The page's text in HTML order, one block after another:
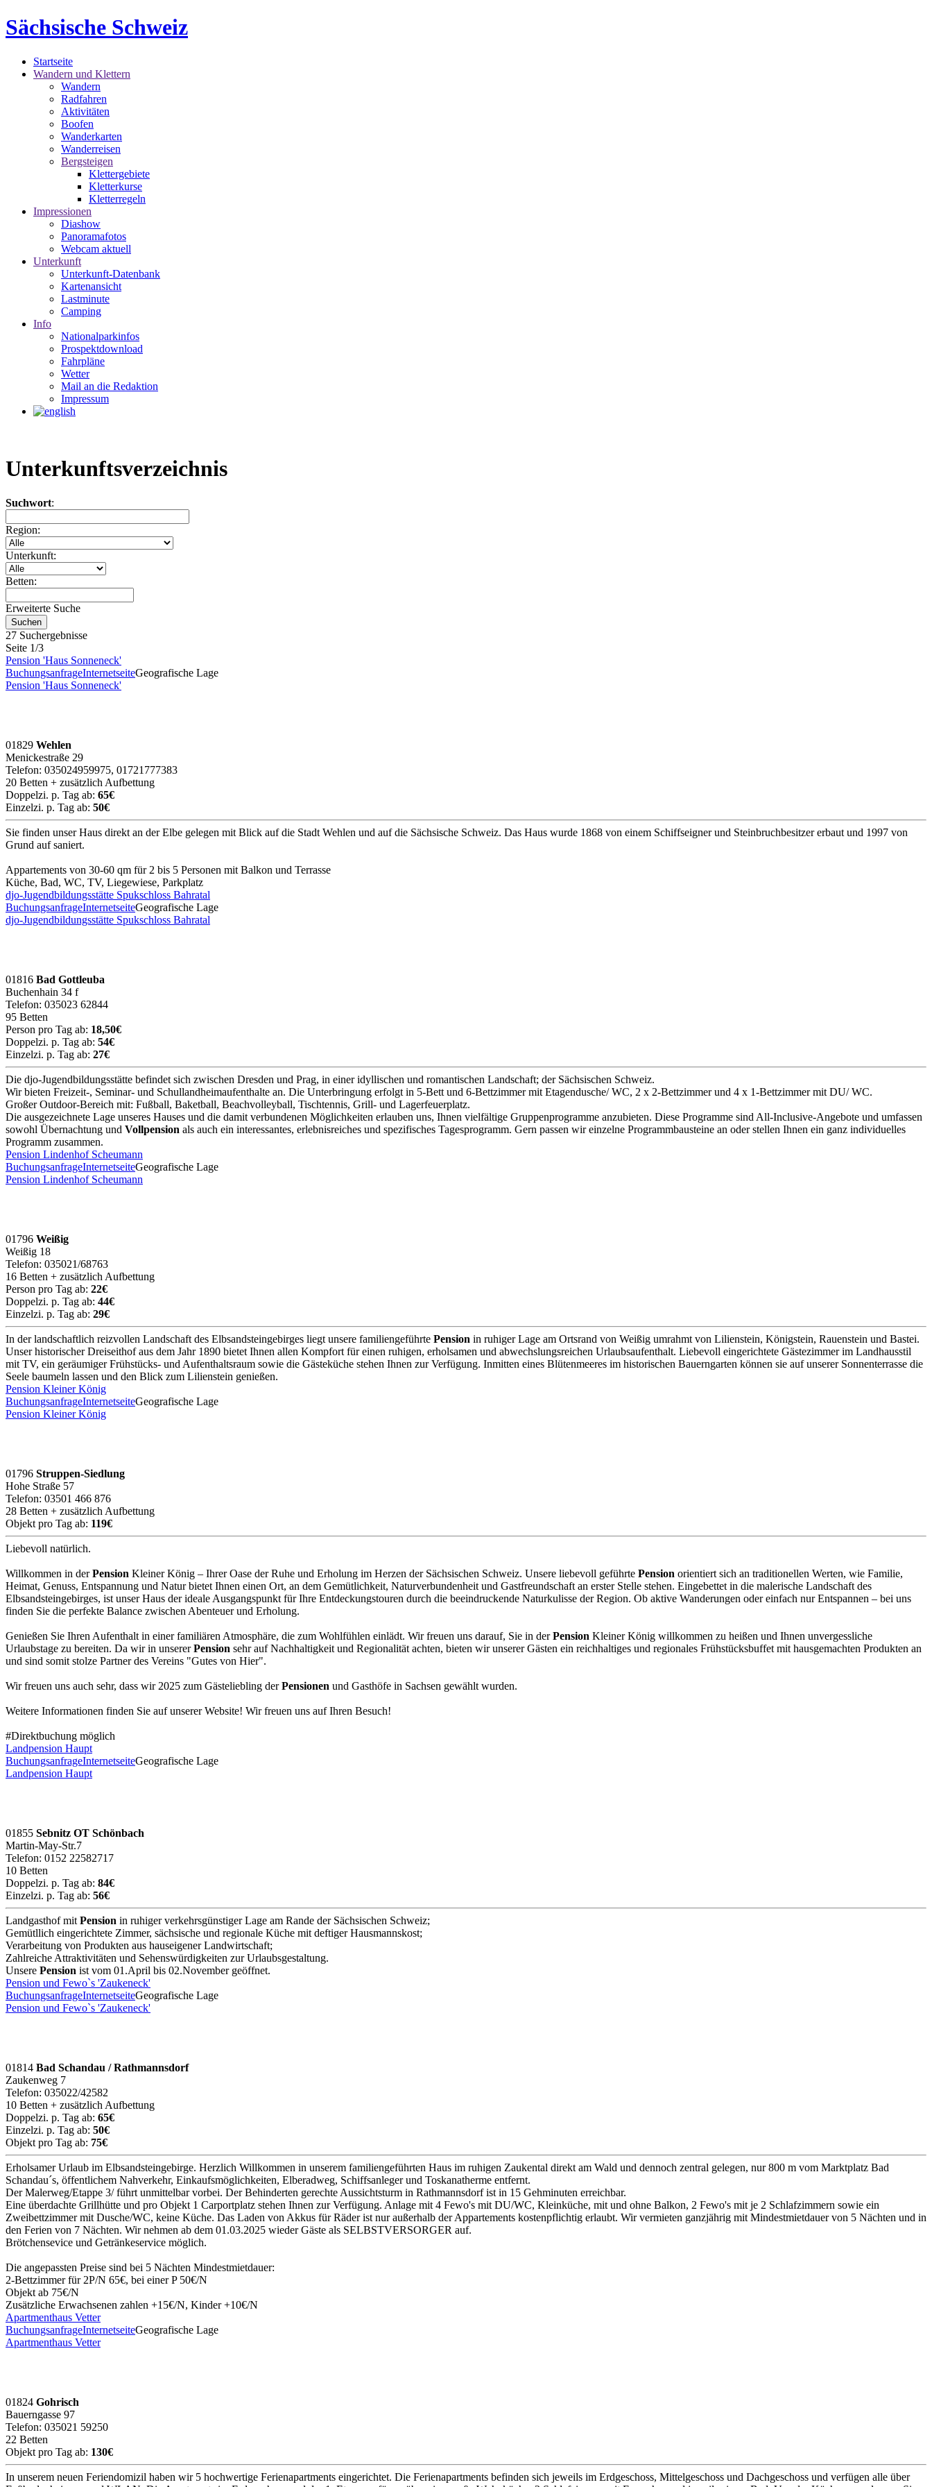
Sächsische Schweiz
Startseite
Wandern und Klettern
Wandern
Radfahren
Aktivitäten
Boofen
Wanderkarten
Wanderreisen
Bergsteigen
Klettergebiete
Kletterkurse
Kletterregeln
Impressionen
Diashow
Panoramafotos
Webcam aktuell
Unterkunft
Unterkunft-Datenbank
Kartenansicht
Lastminute
Camping
Info
Nationalparkinfos
Prospektdownload
Fahrpläne
Wetter
Mail an die Redaktion
Impressum
Unterkunftsverzeichnis
Suchwort:
Region:
Unterkunft:
Betten:
Erweiterte Suche
27 Suchergebnisse
Seite 1/3
Pension 'Haus Sonneneck'
BuchungsanfrageInternetseiteGeografische Lage
Pension 'Haus Sonneneck'
01829 Wehlen
Menickestraße 29
Telefon: 035024959975, 01721777383
20 Betten + zusätzlich Aufbettung
Doppelzi. p. Tag ab: 65€
Einzelzi. p. Tag ab: 50€
Sie finden unser Haus direkt an der Elbe gelegen mit Blick auf die Stadt Wehlen und auf die Sächsische Schweiz. Das Haus wurde 1868 von einem Schiffseigner und Steinbruchbesitzer erbaut und 1997 von
Grund auf saniert.
Appartements von 30-60 qm für 2 bis 5 Personen mit Balkon und Terrasse
Küche, Bad, WC, TV, Liegewiese, Parkplatz
djo-Jugendbildungsstätte Spukschloss Bahratal
BuchungsanfrageInternetseiteGeografische Lage
djo-Jugendbildungsstätte Spukschloss Bahratal
01816 Bad Gottleuba
Buchenhain 34 f
Telefon: 035023 62844
95 Betten
Person pro Tag ab: 18,50€
Doppelzi. p. Tag ab: 54€
Einzelzi. p. Tag ab: 27€
Die djo-Jugendbildungsstätte befindet sich zwischen Dresden und Prag, in einer idyllischen und romantischen Landschaft; der Sächsischen Schweiz.
Wir bieten Freizeit-, Seminar- und Schullandheimaufenthalte an. Die Unterbringung erfolgt in 5-Bett und 6-Bettzimmer mit Etagendusche/ WC, 2 x 2-Bettzimmer und 4 x 1-Bettzimmer mit DU/ WC.
Großer Outdoor-Bereich mit: Fußball, Baketball, Beachvolleyball, Tischtennis, Grill- und Lagerfeuerplatz.
Die ausgezeichnete Lage unseres Hauses und die damit verbundenen Möglichkeiten erlauben uns, Ihnen vielfältige Gruppenprogramme anzubieten. Diese Programme sind All-Inclusive-Angebote und umfassen
sowohl Übernachtung und Vollpension als auch ein interessantes, erlebnisreiches und spezifisches Tagesprogramm. Gern passen wir einzelne Programmbausteine an oder stellen Ihnen ein ganz individuelles
Programm zusammen.
Pension Lindenhof Scheumann
BuchungsanfrageInternetseiteGeografische Lage
Pension Lindenhof Scheumann
01796 Weißig
Weißig 18
Telefon: 035021/68763
16 Betten + zusätzlich Aufbettung
Person pro Tag ab: 22€
Doppelzi. p. Tag ab: 44€
Einzelzi. p. Tag ab: 29€
In der landschaftlich reizvollen Landschaft des Elbsandsteingebirges liegt unsere familiengeführte Pension in ruhiger Lage am Ortsrand von Weißig umrahmt von Lilienstein, Königstein, Rauenstein und Bastei.
Unser historischer Dreiseithof aus dem Jahr 1890 bietet Ihnen allen Kompfort für einen ruhigen, erholsamen und abwechslungsreichen Urlaubsaufenthalt. Liebevoll eingerichtete Gästezimmer im Landhausstil
mit TV, ein geräumiger Frühstücks- und Aufenthaltsraum sowie die Gästeküche stehen Ihnen zur Verfügung. Inmitten eines Blütenmeeres im historischen Bauerngarten können sie auf unserer Sonnenterrasse die
Seele baumeln lassen und den Blick zum Lilienstein genießen.
Pension Kleiner König
BuchungsanfrageInternetseiteGeografische Lage
Pension Kleiner König
01796 Struppen-Siedlung
Hohe Straße 57
Telefon: 03501 466 876
28 Betten + zusätzlich Aufbettung
Objekt pro Tag ab: 119€
Liebevoll natürlich.
Willkommen in derPension Kleiner König – Ihrer Oase der Ruhe und Erholung im Herzen der Sächsischen Schweiz. Unsere liebevoll geführte Pension orientiert sich an traditionellen Werten, wie Familie,
Heimat, Genuss, Entspannung und Natur bietet Ihnen einen Ort, an dem Gemütlichkeit, Naturverbundenheit und Gastfreundschaft an erster Stelle stehen. Eingebettet in die malerische Landschaft des
Elbsandsteingebirges, ist unser Haus der ideale Ausgangspunkt für Ihre Entdeckungstouren durch die beeindruckende Naturkulisse der Region. Ob aktive Wanderungen oder einfach nur Entspannen – bei uns
finden Sie die perfekte Balance zwischen Abenteuer und Erholung.
Genießen Sie Ihren Aufenthalt in einer familiären Atmosphäre, die zum Wohlfühlen einlädt. Wir freuen uns darauf, Sie in derPension Kleiner König willkommen zu heißen und Ihnen unvergessliche
Urlaubstage zu bereiten. Da wir in unsererPension sehr auf Nachhaltigkeit und Regionalität achten, bieten wir unserer Gästen ein reichhaltiges und regionales Frühstücksbuffet mit hausgemachten Produkten an
und sind somit stolze Partner des Vereins "Gutes von Hier".
Wir freuen uns auch sehr, dass wir 2025 zum Gästeliebling derPensionen und Gasthöfe in Sachsen gewählt wurden.
Weitere Informationen finden Sie auf unserer Website! Wir freuen uns auf Ihren Besuch!
#Direktbuchung möglich
Landpension Haupt
BuchungsanfrageInternetseiteGeografische Lage
Landpension Haupt
01855 Sebnitz OT Schönbach
Martin-May-Str.7
Telefon: 0152 22582717
10 Betten
Doppelzi. p. Tag ab: 84€
Einzelzi. p. Tag ab: 56€
Landgasthof mit Pension in ruhiger verkehrsgünstiger Lage am Rande der Sächsischen Schweiz;
Gemütllich eingerichtete Zimmer, sächsische und regionale Küche mit deftiger Hausmannskost;
Verarbeitung von Produkten aus hauseigener Landwirtschaft;
Zahlreiche Attraktivitäten und Sehenswürdigkeiten zur Urlaubsgestaltung.
Unsere Pension ist vom 01.April bis 02.November geöffnet.
Pension und Fewo`s 'Zaukeneck'
BuchungsanfrageInternetseiteGeografische Lage
Pension und Fewo`s 'Zaukeneck'
01814 Bad Schandau / Rathmannsdorf
Zaukenweg 7
Telefon: 035022/42582
10 Betten + zusätzlich Aufbettung
Doppelzi. p. Tag ab: 65€
Einzelzi. p. Tag ab: 50€
Objekt pro Tag ab: 75€
Erholsamer Urlaub im Elbsandsteingebirge. Herzlich Willkommen in unserem familiengeführten Haus im ruhigen Zaukental direkt am Wald und dennoch zentral gelegen, nur 800 m vom Marktplatz Bad
Schandau´s, öffentlichem Nahverkehr, Einkaufsmöglichkeiten, Elberadweg, Schiffsanleger und Toskanatherme entfernt.
Der Malerweg/Etappe 3/ führt unmittelbar vorbei. Der Behinderten gerechte Aussichtsturm in Rathmannsdorf ist in 15 Gehminuten erreichbar.
Eine überdachte Grillhütte und pro Objekt 1 Carportplatz stehen Ihnen zur Verfügung. Anlage mit 4 Fewo's mit DU/WC, Kleinküche, mit und ohne Balkon, 2 Fewo's mit je 2 Schlafzimmern sowie ein
Zweibettzimmer mit Dusche/WC, keine Küche. Das Laden von Akkus für Räder ist nur außerhalb der Appartements kostenpflichtig erlaubt. Wir vermieten ganzjährig mit Mindestmietdauer von 5 Nächten und in
den Ferien von 7 Nächten. Wir nehmen ab dem 01.03.2025 wieder Gäste als SELBSTVERSORGER auf.
Brötchensevice und Getränkeservice möglich.
Die angepassten Preise sind bei 5 Nächten Mindestmietdauer:
2-Bettzimmer für 2P/N 65€, bei einer P 50€/N
Objekt ab 75€/N
Zusätzliche Erwachsenen zahlen +15€/N, Kinder +10€/N
Apartmenthaus Vetter
BuchungsanfrageInternetseiteGeografische Lage
Apartmenthaus Vetter
01824 Gohrisch
Bauerngasse 97
Telefon: 035021 59250
22 Betten
Objekt pro Tag ab: 130€
In unserem neuen Feriendomizil haben wir 5 hochwertige Ferienapartments eingerichtet. Die Ferienapartments befinden sich jeweils im Erdgeschoss, Mittelgeschoss und Dachgeschoss und verfügen alle über